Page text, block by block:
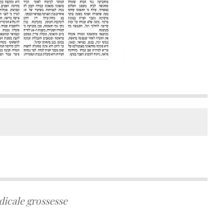
grossesse